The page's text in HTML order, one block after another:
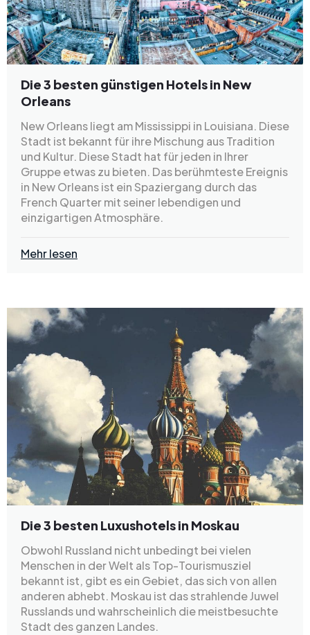
Die 3 besten günstigen Hotels in New
Orleans
New Orleans liegt am Mississippi in Louisiana. Diese
Stadt ist bekannt für ihre Mischung aus Tradition
und Kultur. Diese Stadt hat für jeden in Ihrer
Gruppe etwas zu bieten. Das berühmteste Ereignis
in New Orleans ist ein Spaziergang durch das
French Quarter mit seiner lebendigen und
einzigartigen Atmosphäre.
Mehr lesen
Die 3 besten Luxushotels in Moskau
Obwohl Russland nicht unbedingt bei vielen
Menschen in der Welt als Top-Tourismusziel
bekannt ist, gibt es ein Gebiet, das sich von allen
anderen abhebt. Moskau ist das strahlende Juwel
Russlands und wahrscheinlich die meistbesuchte
Stadt des ganzen Landes.